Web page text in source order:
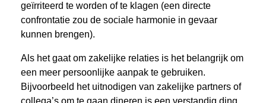
geïrriteerd te worden of te klagen (een directe
confrontatie zou de sociale harmonie in gevaar
kunnen brengen).
Als het gaat om zakelijke relaties is het belangrijk om
een ​​meer persoonlijke aanpak te gebruiken.
Bijvoorbeeld het uitnodigen van zakelijke partners of
collega’s om te gaan dineren is een verstandig ding